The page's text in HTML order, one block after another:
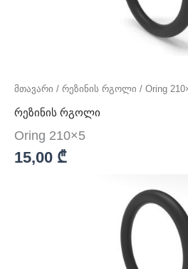
მთავარი / რეზინის რგოლი / Oring
რეზინის რგოლი
Oring 210×5
15,00 ₾